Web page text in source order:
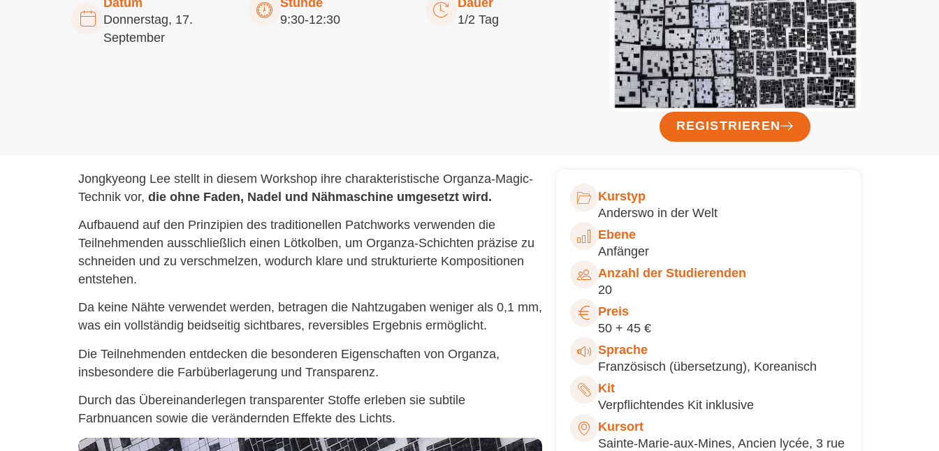
Datum
Donnerstag, 17.
September
Stunde
9:30-12:30
Dauer
1/2 Tag
REGISTRIEREN
Jongkyeong Lee stellt in diesem Workshop ihre charakteristische Organza-Magic-
Technik vor, die ohne Faden, Nadel und Nähmaschine umgesetzt wird.
Aufbauend auf den Prinzipien des traditionellen Patchworks verwenden die
Teilnehmenden ausschließlich einen Lötkolben, um Organza-Schichten präzise zu
schneiden und zu verschmelzen, wodurch klare und strukturierte Kompositionen
entstehen.
Da keine Nähte verwendet werden, betragen die Nahtzugaben weniger als 0,1 mm,
was ein vollständig beidseitig sichtbares, reversibles Ergebnis ermöglicht.
Die Teilnehmenden entdecken die besonderen Eigenschaften von Organza,
insbesondere die Farbüberlagerung und Transparenz.
Durch das Übereinanderlegen transparenter Stoffe erleben sie subtile
Farbnuancen sowie die verändernden Effekte des Lichts.
Kurstyp
Anderswo in der Welt
Ebene
Anfänger
Anzahl der Studierenden
20
Preis
50 + 45 €
Sprache
Französisch (übersetzung), Koreanisch
Kit
Verpflichtendes Kit inklusive
Kursort
Sainte-Marie-aux-Mines, Ancien lycée, 3 rue